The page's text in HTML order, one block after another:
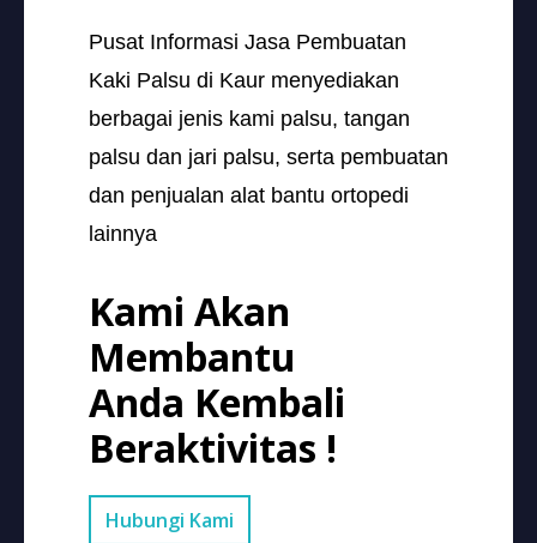
Pusat Informasi Jasa Pembuatan
Kaki Palsu di Kaur menyediakan
berbagai jenis kami palsu, tangan
palsu dan jari palsu, serta pembuatan
dan penjualan alat bantu ortopedi
lainnya
Kami Akan
Membantu
Anda Kembali
Beraktivitas !
Hubungi Kami